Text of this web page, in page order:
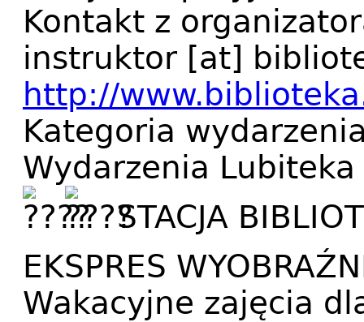
Kontakt z
instruktor [at]
http://
Kategoria
Wydarzenia Lubiteka
STACJA
EKSPRES
Wakacyjne zajęcia